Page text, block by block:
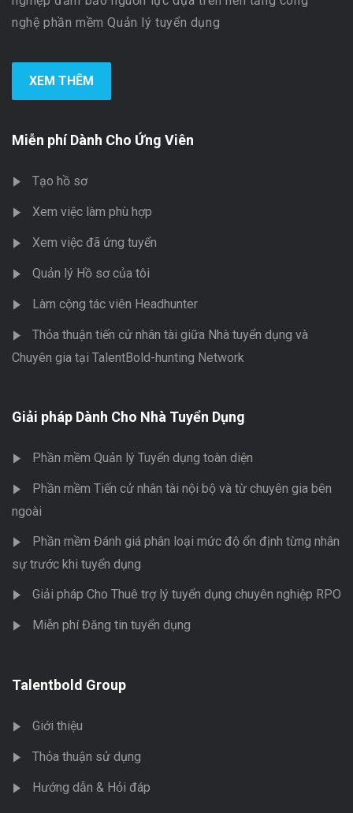
nghệ phần mềm Quản lý tuyển dụng
XEM THÊM
Miễn phí Dành Cho Ứng Viên
Tạo hồ sơ
Xem việc làm phù hợp
Xem việc đã ứng tuyển
Quản lý Hồ sơ của tôi
Làm cộng tác viên Headhunter
Thỏa thuận tiến cử nhân tài giữa Nhà tuyển dụng và
Chuyên gia tại TalentBold-hunting Network
Giải pháp Dành Cho Nhà Tuyển Dụng
Phần mềm Quản lý Tuyển dụng toàn diện
Phần mềm Tiến cử nhân tài nội bộ và từ chuyên gia bên
ngoài
Phần mềm Đánh giá phân loại mức độ ổn định từng nhân
sự trước khi tuyển dụng
Giải pháp Cho Thuê trợ lý tuyển dụng chuyên nghiệp RPO
Miễn phí Đăng tin tuyển dụng
Talentbold Group
Giới thiệu
Thỏa thuận sử dụng
Hướng dẫn & Hỏi đáp